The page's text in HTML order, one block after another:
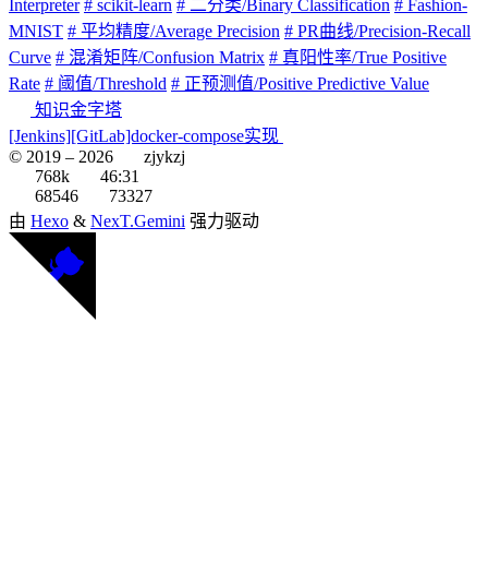
Interpreter # scikit-learn # 二分类/Binary Classification # Fashion-
MNIST # 平均精度/Average Precision # PR曲线/Precision-Recall
Curve # 混淆矩阵/Confusion Matrix # 真阳性率/True Positive
Rate # 阈值/Threshold # 正预测值/Positive Predictive Value
知识金字塔
[Jenkins][GitLab]docker-compose实现
© 2019 – 2026
zjykzj
768k
46:31
68546
73327
由 Hexo & NexT.Gemini 强力驱动